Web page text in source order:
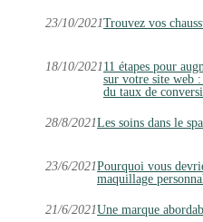
23/10/2021Trouvez vos
18/10/202111 étapes pour
sur votre site web
du taux de
28/8/2021Les soins dans le spa
23/6/2021Pourquoi vous
maquillage
21/6/2021Une marque